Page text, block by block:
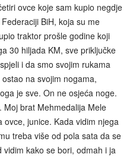
ovce koje sam kupio negdje
BiH, koja su me
traktor prošle godine koji
30 hiljada KM, sve priključke
i da smo svojim rukama
na svojim nogama,
je sve. On ne osjeća noge.
Moj brat Mehmedalija Mele
ovce, junice. Kada vidim njega
treba više od pola sata da se
kako se bori, odmah i ja